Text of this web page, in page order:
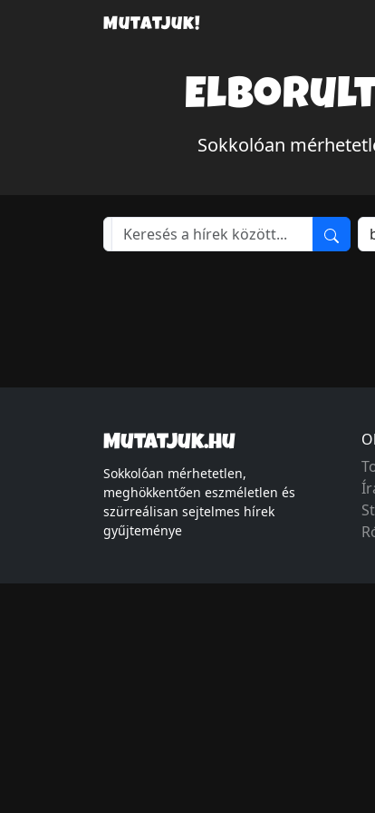
Mutatjuk!
Elborult
Sokkolóan
Mutatjuk.hu
Sokkolóan mérhetetlen,
meghökkentően eszméletlen és
szürreálisan sejtelmes hírek
gyűjteménye